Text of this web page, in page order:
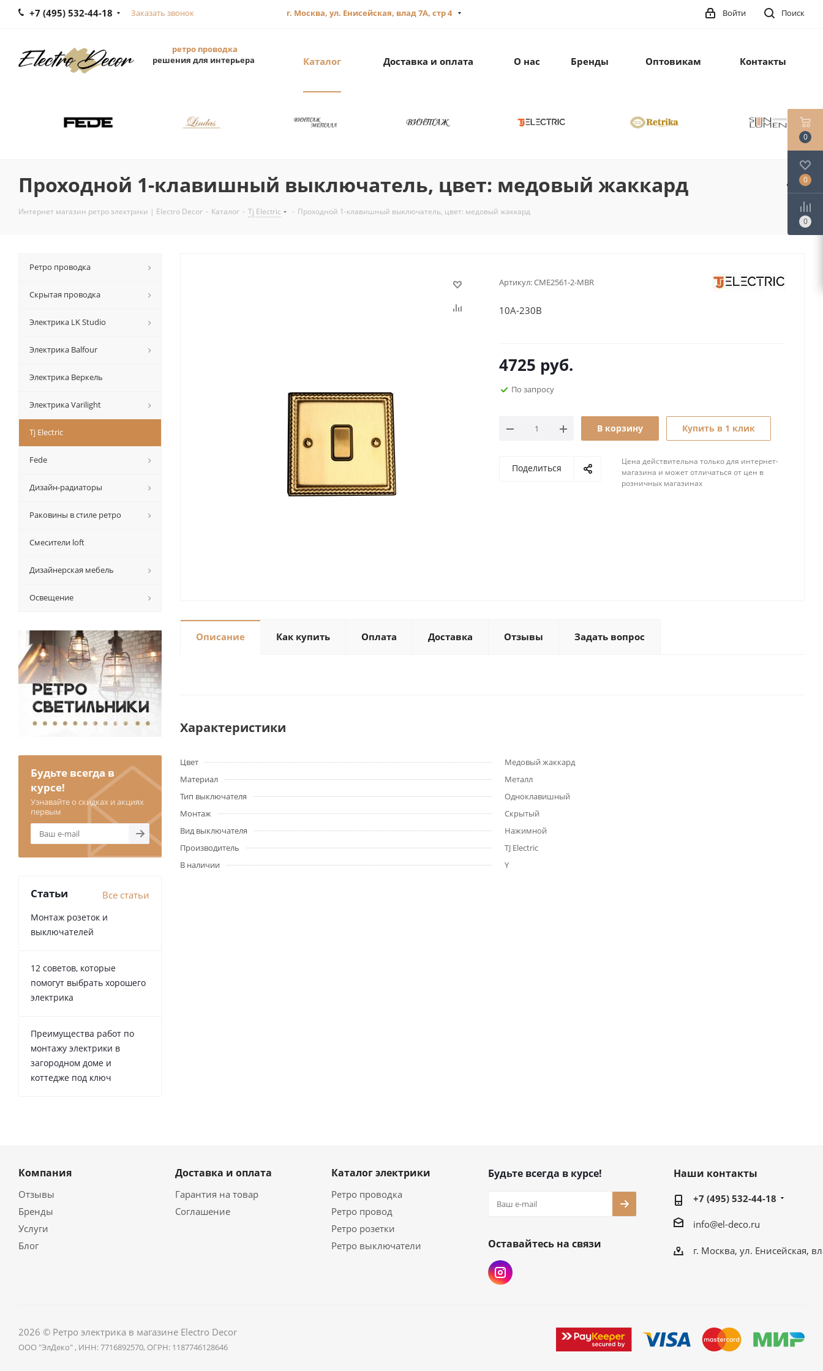
+7 (495) 532-44-18 Заказать звонок г. Москва, ул. Енисейская, влад 7А, стр 4 Поиск
Войти
ретро проводка
решения для интерьера
Каталог Доставка и оплата О нас Бренды Оптовикам Контакты
Проходной 1-клавишный выключатель, цвет: медовый жаккард
Интернет магазин ретро электрики | Electro Decor - Каталог - Tj Electric - Проходной 1-клавишный выключатель, цвет: медовый жаккард
Артикул:СМЕ2561-2-MBR
10А-230В
4725 руб.
По запросу
В корзину Купить в 1 клик
Поделиться
Цена действительна только для интернет-
магазина и может отличаться от цен в
розничных магазинах
Описание Как купить Оплата Доставка Отзывы Задать вопрос
Характеристики
Цвет
Медовый жаккард
Материал
Металл
Тип выключателя
Одноклавишный
Монтаж
Скрытый
Вид выключателя
Нажимной
Производитель
TJ Electric
В наличии
Y
Ретро проводка
Скрытая проводка
Электрика LK Studio
Электрика Balfour
Электрика Веркель
Электрика Varilight
Tj Electric
Fede
Дизайн-радиаторы
Раковины в стиле ретро
Смесители loft
Дизайнерская мебель
Освещение
Будьте всегда в
курсе!
Узнавайте о скидках и акциях
первым
Статьи Все статьи
Монтаж розеток и
выключателей
12 советов, которые
помогут выбрать хорошего
электрика
Преимущества работ по
монтажу электрики в
загородном доме и
коттедже под ключ
Компания
Отзывы
Бренды
Услуги
Блог
Доставка и оплата
Гарантия на товар
Соглашение
Каталог электрики
Ретро проводка
Ретро провод
Ретро розетки
Ретро выключатели
Будьте всегда в курсе!
Оставайтесь на связи
Наши контакты
+7 (495) 532-44-18
info@el-deco.ru
г. Москва, ул. Енисейская,
2026 © Ретро электрика в магазине Electro Decor
ООО "ЭлДеко" , ИНН: 7716892570, ОГРН: 1187746128646
0
0
0